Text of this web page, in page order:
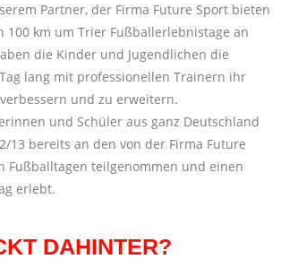
Partner, der Firma Future Sport bieten
100 km um Trier Fußballerlebnistage an
die Kinder und Jugendlichen die
lang mit professionellen Trainern ihr
und zu erweitern.
und Schüler aus ganz Deutschland
13 bereits an den von der Firma Future
Fußballtagen teilgenommen und einen
erlebt.
DAHINTER?